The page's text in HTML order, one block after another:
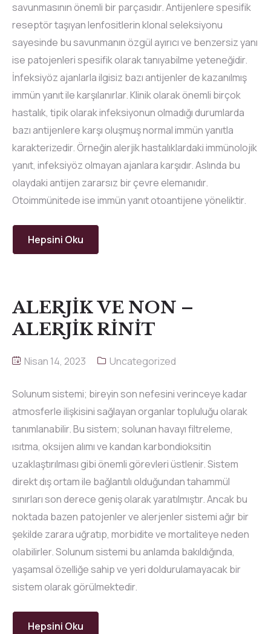
savunmasının önemli bir parçasıdır. Antijenlere spesifik
reseptör taşıyan lenfositlerin klonal seleksiyonu
sayesinde bu savunmanın özgül ayırıcı ve benzersiz yanı
ise patojenleri spesifik olarak tanıyabilme yeteneğidir.
İnfeksiyöz ajanlarla ilgisiz bazı antijenler de kazanılmış
immün yanıt ile karşılanırlar. Klinik olarak önemli birçok
hastalık, tipik olarak infeksiyonun olmadığı durumlarda
bazı antijenlere karşı oluşmuş normal immün yanıtla
karakterizedir. Örneğin alerjik hastalıklardaki immünolojik
yanıt, infeksiyöz olmayan ajanlara karşıdır. Aslında bu
olaydaki antijen zararsız bir çevre elemanıdır.
Otoimmünitede ise immün yanıt otoantijene yöneliktir.
Hepsini Oku
ALERJİK VE NON –
ALERJİK RİNİT
Nisan 14, 2023 Uncategorized
Solunum sistemi; bireyin son nefesini verinceye kadar
atmosferle ilişkisini sağlayan organlar topluluğu olarak
tanımlanabilir. Bu sistem; solunan havayı filtreleme,
ısıtma, oksijen alımı ve kandan karbondioksitin
uzaklaştırılması gibi önemli görevleri üstlenir. Sistem
direkt dış ortam ile bağlantılı olduğundan tahammül
sınırları son derece geniş olarak yaratılmıştır. Ancak bu
noktada bazen patojenler ve alerjenler sistemi ağır bir
şekilde zarara uğratıp, morbidite ve mortaliteye neden
olabilirler. Solunum sistemi bu anlamda bakıldığında,
yaşamsal özelliğe sahip ve yeri doldurulamayacak bir
sistem olarak görülmektedir.
Hepsini Oku